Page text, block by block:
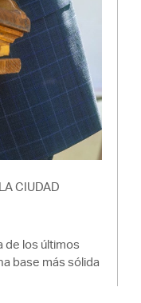
CIUDAD
de los últimos
base más sólida